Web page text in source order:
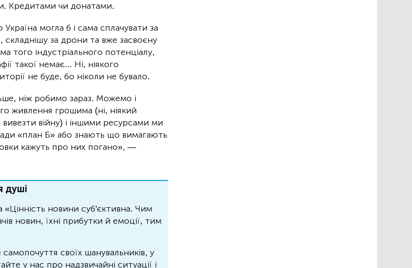
Кредитами чи донатами.
могла б і сама сплачувати за
складнішу за дрони та вже засвоєну
того індустріального потенціалу,
такої немає... Ні, ніякого
не буде, бо ніколи не бувало.
ніж робимо зараз. Можемо і
живлення грошима (ні, ніякий
війну) і іншими ресурсами ми
«план Б» або знають що вимагають
кажуть про них погано», —
душі
новини суб'єктивна. Чим
новин, їхні прибутки й емоції, тим
своїх шанувальників, у
у нас про надзвичайні ситуації і